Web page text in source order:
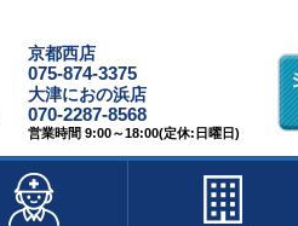
京都西店
075-874-3375
大津におの浜店
070-2287-8568
営業時間 9:00～18:00(定休:日曜日)